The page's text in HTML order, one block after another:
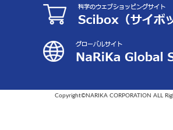
Copyright©NARIKA CORPORATION ALL